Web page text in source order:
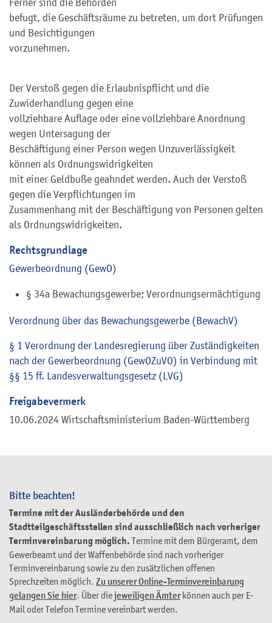
Bitte beachten!
Termine mit der Ausländerbehörde und den
Stadtteilgeschäftsstellen sind ausschließlich nach vorheriger
Terminvereinbarung möglich. Termine mit dem Bürgeramt, dem
Gewerbeamt und der Waffenbehörde sind nach vorheriger
Terminvereinbarung sowie zu den zusätzlichen offenen
Sprechzeiten möglich. Zu unserer Online-Terminvereinbarung
gelangen Sie hier. Über diejeweiligen Ämterkönnen auch per E-
Mail oder Telefon Termine vereinbart werden.
befugt, die Geschäftsräume zu betreten, um dort Prüfungen
und Besichtigungen
vorzunehmen.
Der Verstoß gegen die Erlaubnispflicht und die
Zuwiderhandlung gegen eine
vollziehbare Auflage oder eine vollziehbare Anordnung
wegen Untersagung der
Beschäftigung einer Person wegen Unzuverlässigkeit
können als Ordnungswidrigkeiten
mit einer Geldbuße geahndet werden. Auch der Verstoß
gegen die Verpflichtungen im
Zusammenhang mit der Beschäftigung von Personen gelten
als Ordnungswidrigkeiten.
Rechtsgrundlage
Gewerbeordnung (GewO)
§ 34a Bewachungsgewerbe; Verordnungsermächtigung
Verordnung über das Bewachungsgewerbe (BewachV)
§ 1 Verordnung der Landesregierung über Zuständigkeiten
nach der Gewerbeordnung (GewOZuVO) in Verbindung mit
§§ 15 ff. Landesverwaltungsgesetz (LVG)
Freigabevermerk
10.06.2024 Wirtschaftsministerium Baden-Württemberg